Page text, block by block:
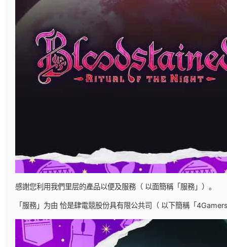
感謝您利用我們里层的產品以便及服務（ 以面簡稱「服務」）。
「服務」为由 恰是肆電競股份具有限公共司（ 以下簡稱「